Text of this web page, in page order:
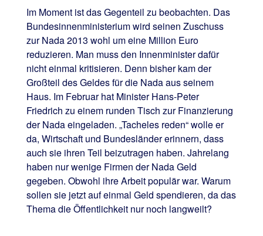
Im Moment ist das Gegenteil zu beobachten. Das
Bundesinnenministerium wird seinen Zuschuss
zur Nada 2013 wohl um eine Million Euro
reduzieren. Man muss den Innenminister dafür
nicht einmal kritisieren. Denn bisher kam der
Großteil des Geldes für die Nada aus seinem
Haus. Im Februar hat Minister Hans-Peter
Friedrich zu einem runden Tisch zur Finanzierung
der Nada eingeladen. „Tacheles reden“ wolle er
da, Wirtschaft und Bundesländer erinnern, dass
auch sie ihren Teil beizutragen haben. Jahrelang
haben nur wenige Firmen der Nada Geld
gegeben. Obwohl ihre Arbeit populär war. Warum
sollen sie jetzt auf einmal Geld spendieren, da das
Thema die Öffentlichkeit nur noch langweilt?